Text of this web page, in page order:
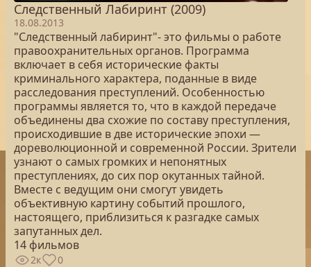
Следственный Лабиринт (2009)
18.08.2013
"Следственный лабиринт"- это фильмы о работе
правоохранительных органов. Программа
включает в себя исторические факты
криминального характера, поданные в виде
расследования преступлений. Особенностью
программы является то, что в каждой передаче
объединены два схожие по составу преступления,
происходившие в две исторические эпохи —
дореволюционной и современной России. Зрители
узнают о самых громких и непонятных
преступлениях, до сих пор окутанных тайной.
Вместе с ведущим они смогут увидеть
объективную картину событий прошлого,
настоящего, приблизиться к разгадке самых
запутанных дел.
14 фильмов
2к 0